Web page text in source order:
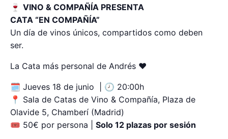
🍷 VINO & COMPAÑÍA PRESENTA
CATA “EN COMPAÑÍA”
Un día de vinos únicos, compartidos como deben
ser.
La Cata más personal de Andrés ❤
🗓 Jueves 18 de junio | 🕗 20:00h
📍 Sala de Catas de Vino & Compañía, Plaza de
Olavide 5, Chamberí (Madrid)
🎟 50€ por persona | Solo 12 plazas por sesión